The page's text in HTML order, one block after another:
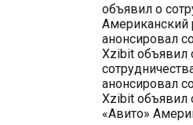
объявил о
Американский
анонсировал
Xzibit объявил
анонсировал
Xzibit объявил
«Авито»